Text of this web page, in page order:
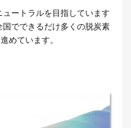
ートラルを目指しています
でできるだけ多くの脱炭素
めています。